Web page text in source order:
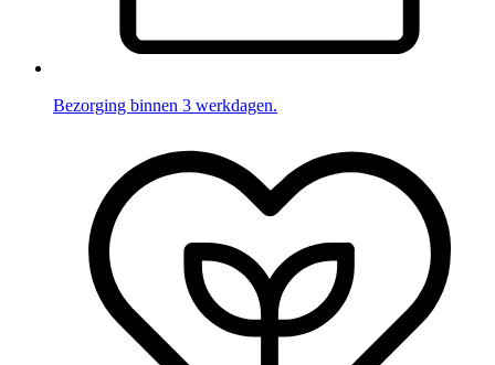
Bezorging binnen 3 werkdagen.